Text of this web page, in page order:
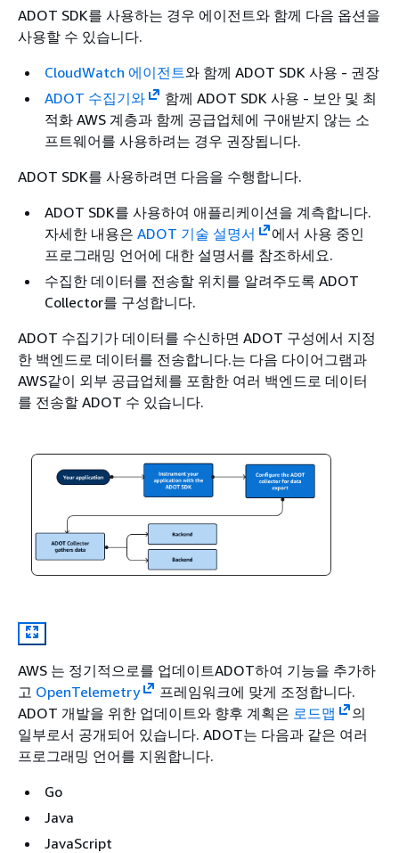
ADOT SDK를 사용하는 경우 에이전트와 함께 다음 옵션을
사용할 수 있습니다.
CloudWatch 에이전트와 함께 ADOT SDK 사용 - 권장
ADOT 수집기와
함께 ADOT SDK 사용 - 보안 및 최
적화 AWS 계층과 함께 공급업체에 구애받지 않는 소
프트웨어를 사용하려는 경우 권장됩니다.
ADOT SDK를 사용하려면 다음을 수행합니다.
ADOT SDK를 사용하여 애플리케이션을 계측합니다.
자세한 내용은 ADOT 기술 설명서
에서 사용 중인
프로그래밍 언어에 대한 설명서를 참조하세요.
수집한 데이터를 전송할 위치를 알려주도록 ADOT
Collector를 구성합니다.
ADOT 수집기가 데이터를 수신하면 ADOT 구성에서 지정
한 백엔드로 데이터를 전송합니다.는 다음 다이어그램과
AWS같이 외부 공급업체를 포함한 여러 백엔드로 데이터
를 전송할 ADOT 수 있습니다.
AWS 는 정기적으로를 업데이트ADOT하여 기능을 추가하
고 OpenTelemetry
프레임워크에 맞게 조정합니다.
ADOT 개발을 위한 업데이트와 향후 계획은 로드맵
의
일부로서 공개되어 있습니다. ADOT는 다음과 같은 여러
프로그래밍 언어를 지원합니다.
Go
Java
JavaScript